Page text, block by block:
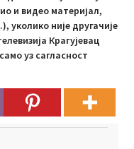
и видео материјал,
уколико није другачије
Крагујевац
уз сагласност